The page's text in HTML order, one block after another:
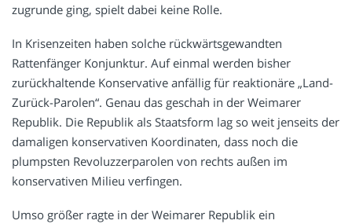
zugrunde ging, spielt dabei keine Rolle.
In Krisenzeiten haben solche rückwärtsgewandten
Rattenfänger Konjunktur. Auf einmal werden bisher
zurückhaltende Konservative anfällig für reaktionäre „Land-
Zurück-Parolen“. Genau das geschah in der Weimarer
Republik. Die Republik als Staatsform lag so weit jenseits der
damaligen konservativen Koordinaten, dass noch die
plumpsten Revoluzzerparolen von rechts außen im
konservativen Milieu verfingen.
Umso größer ragte in der Weimarer Republik ein